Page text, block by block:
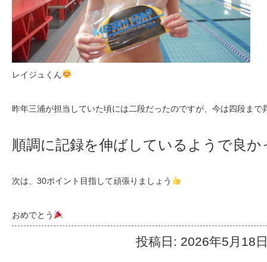
レイジュくん
昨年三浦が担当していた頃には二段だったのですが、今は四段まで
順調に記録を伸ばしているようで良か
次は、30ポイント目指して頑張りましょう
おめでとう
投稿日: 2026年5月18